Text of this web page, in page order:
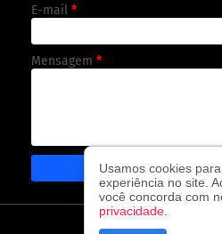
E-mail *
Mensagem *
CAPA CONTATO
Usamos cookies
experiência no site.
você concorda com
privacidade